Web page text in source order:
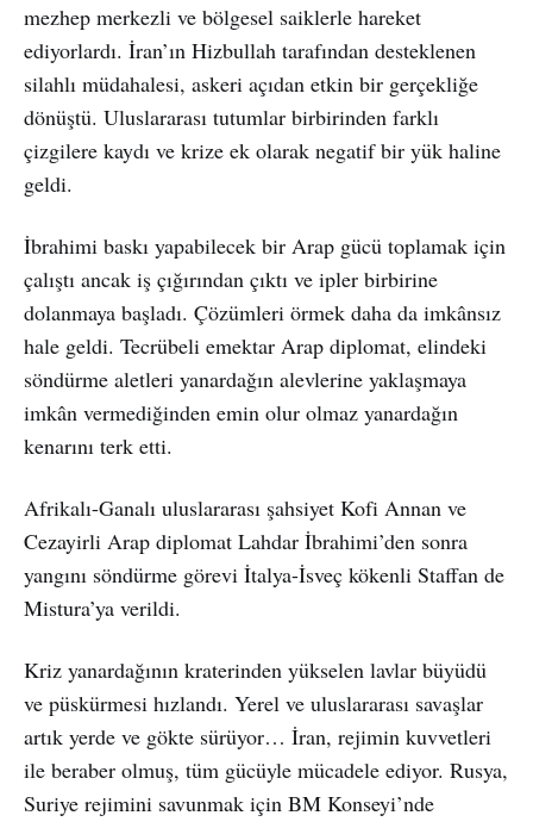
mezhep merkezli ve bölgesel saiklerle hareket
ediyorlardı. İran’ın Hizbullah tarafından desteklenen
silahlı müdahalesi, askeri açıdan etkin bir gerçekliğe
dönüştü. Uluslararası tutumlar birbirinden farklı
çizgilere kaydı ve krize ek olarak negatif bir yük haline
geldi.
İbrahimi baskı yapabilecek bir Arap gücü toplamak için
çalıştı ancak iş çığırından çıktı ve ipler birbirine
dolanmaya başladı. Çözümleri örmek daha da imkânsız
hale geldi. Tecrübeli emektar Arap diplomat, elindeki
söndürme aletleri yanardağın alevlerine yaklaşmaya
imkân vermediğinden emin olur olmaz yanardağın
kenarını terk etti.
Afrikalı-Ganalı uluslararası şahsiyet Kofi Annan ve
Cezayirli Arap diplomat Lahdar İbrahimi’den sonra
yangını söndürme görevi İtalya-İsveç kökenli Staffan de
Mistura’ya verildi.
Kriz yanardağının kraterinden yükselen lavlar büyüdü
ve püskürmesi hızlandı. Yerel ve uluslararası savaşlar
artık yerde ve gökte sürüyor… İran, rejimin kuvvetleri
ile beraber olmuş, tüm gücüyle mücadele ediyor. Rusya,
Suriye rejimini savunmak için BM Konseyi’nde